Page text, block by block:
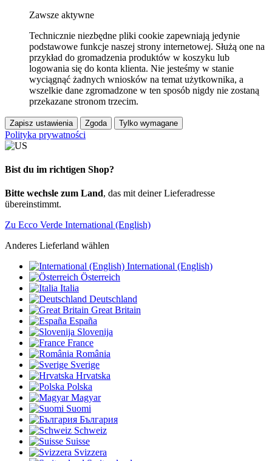
Zawsze aktywne
Technicznie niezbędne pliki cookie zapewniają jedynie
podstawowe funkcje naszej strony internetowej. Służą one na
przykład do gromadzenia produktów w koszyku lub
logowania się do konta klienta. Nie jesteśmy w stanie
wyciągnąć żadnych wniosków na temat użytkownika, a
wszelkie dane zgromadzone w ten sposób nigdy nie zostaną
przekazane stronom trzecim.
Zapisz ustawienia Zgoda Tylko wymagane
Polityka prywatności
Bist du im richtigen Shop?
Bitte wechsle zum Land, das mit deiner Lieferadresse
übereinstimmt.
Zu Ecco Verde International (English)
Anderes Lieferland wählen
International (English)
Österreich
Italia
Deutschland
Great Britain
España
Slovenija
France
România
Sverige
Hrvatska
Polska
Magyar
Suomi
България
Schweiz
Suisse
Svizzera